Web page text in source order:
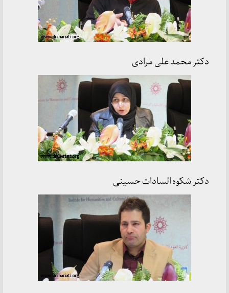
دکتر محمد علی مرادی
دکتر شکوه السادات حسینی